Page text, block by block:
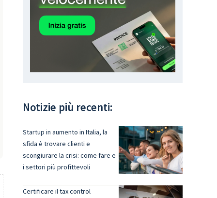
Notizie più recenti:
Startup in aumento in Italia, la
sfida è trovare clienti e
scongiurare la crisi: come fare e
i settori più profittevoli
Certificare il tax control